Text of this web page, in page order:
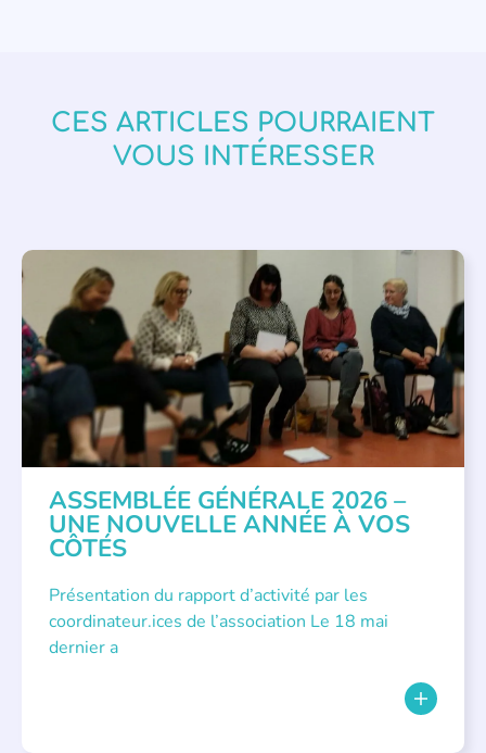
CES ARTICLES POURRAIENT
VOUS INTÉRESSER
APPEL À SOUTIEN , VIE DE L'ASSOCIATION
ASSEMBLÉE GÉNÉRALE 2026 –
UNE NOUVELLE ANNÉE À VOS
CÔTÉS
Présentation du rapport d’activité par les
coordinateur.ices de l’association Le 18 mai
dernier a